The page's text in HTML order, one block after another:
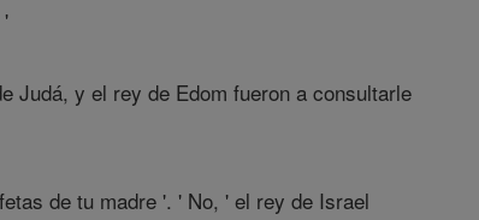
'
Judá, y el rey de Edom fueron a consultarle
de tu madre '. ' No, ' el rey de Israel